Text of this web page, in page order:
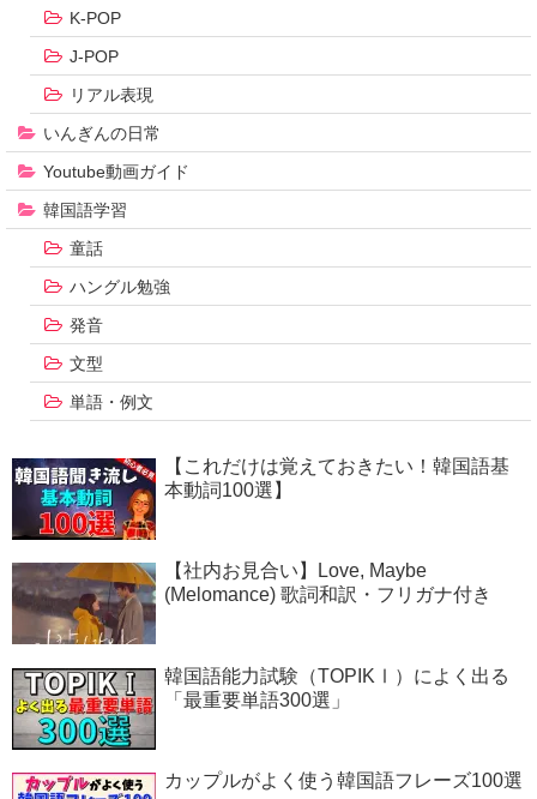
K-POP
J-POP
リアル表現
いんぎんの日常
Youtube動画ガイド
韓国語学習
童話
ハングル勉強
発音
文型
単語・例文
【これだけは覚えておきたい！韓国語基
本動詞100選】
【社内お見合い】Love, Maybe
(Melomance) 歌詞和訳・フリガナ付き
韓国語能力試験（TOPIKⅠ）によく出る
「最重要単語300選」
カップルがよく使う韓国語フレーズ100選